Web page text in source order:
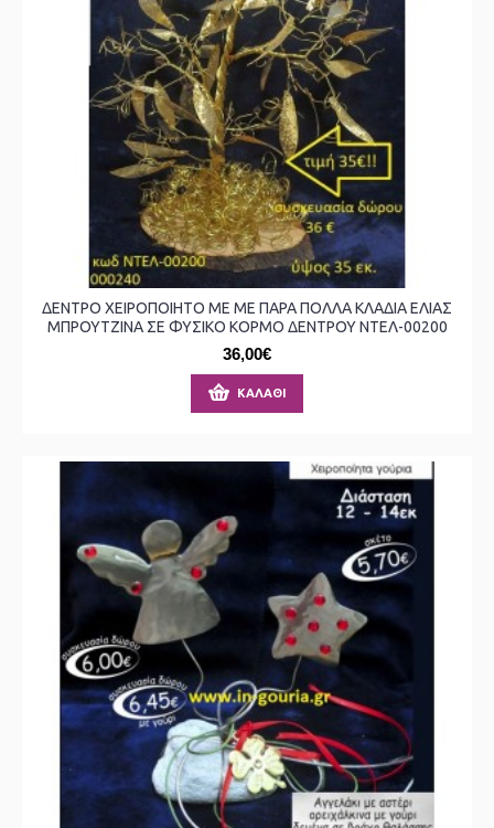
ΔΕΝΤΡΟ ΧΕΙΡΟΠΟΙΗΤΟ ΜΕ ΜΕ ΠΑΡΑ ΠΟΛΛΑ ΚΛΑΔΙΑ ΕΛΙΑΣ
ΜΠΡΟΥΤΖΙΝΑ ΣΕ ΦΥΣΙΚΟ ΚΟΡΜΟ ΔΕΝΤΡΟΥ ΝΤΕΛ-00200
36,00€
ΚΑΛΆΘΙ